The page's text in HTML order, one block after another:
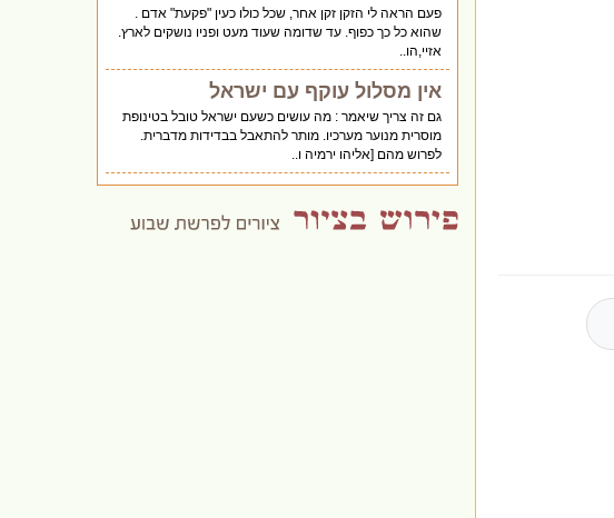
פעם הראה לי הזקן זקן אחר, שכל כולו כעין "פקעת" אדם .
שהוא כל כך כפוף. עד שדומה שעוד מעט ופניו נושקים לארץ.
אזיי,הו..
אין מסלול עוקף עם ישראל
גם זה צריך שיאמר : מה עושים כשעם ישראל טובל בטינופת
מוסרית מנוער מערכיו. מותר להתאבל בבדידות מדברית.
לפרוש מהם [אליהו ירמיה ו..